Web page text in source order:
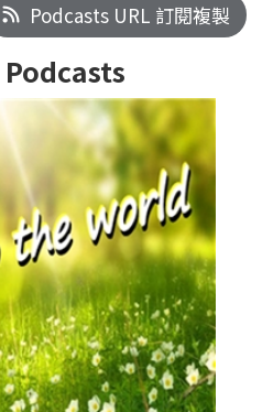
Podcasts URL 訂閱複製
Podcasts